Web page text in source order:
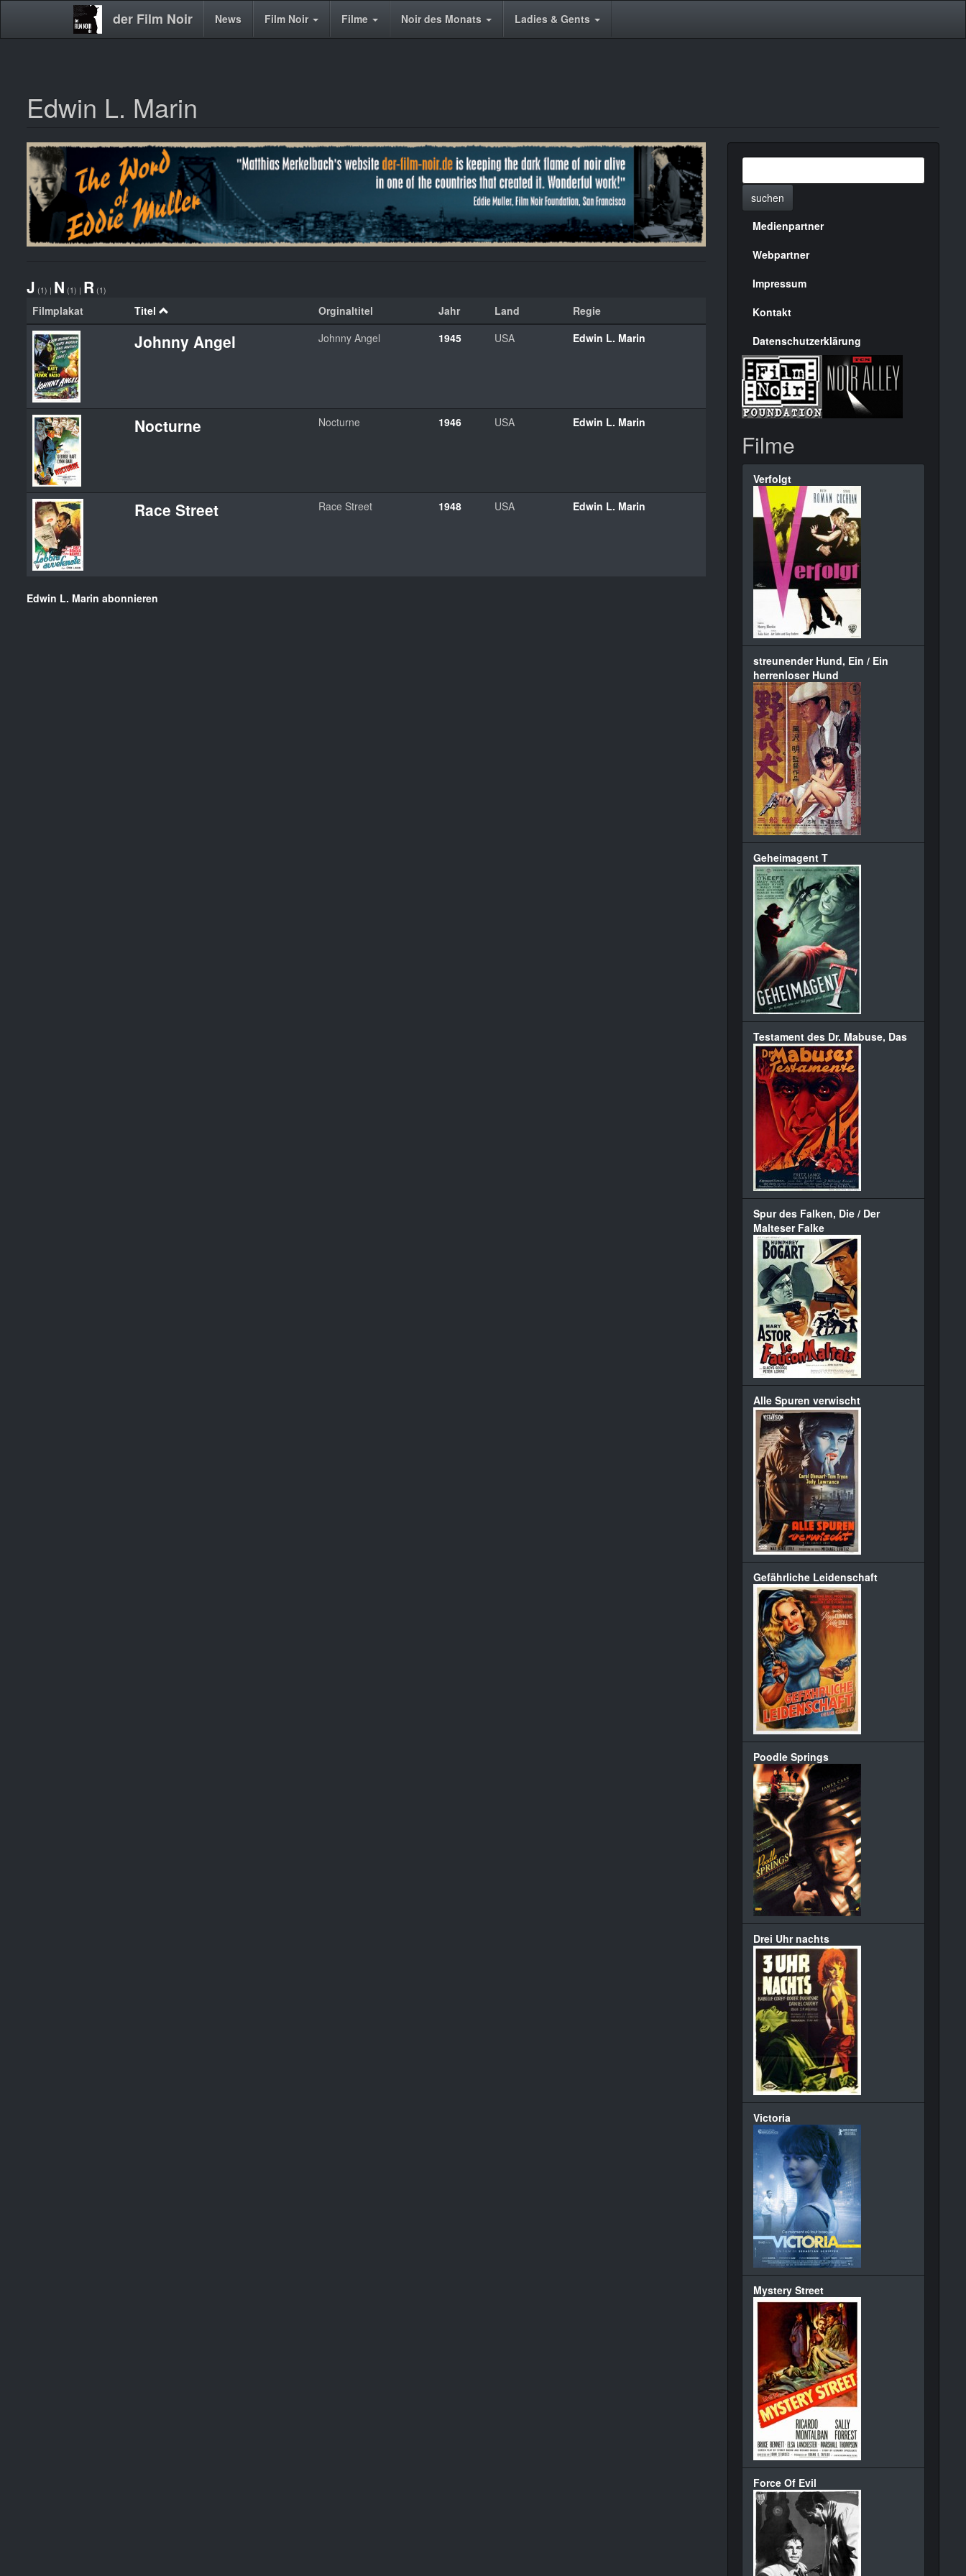
der Film Noir
Main News Film Noir Filme Noir des Monats Ladies & Gents
Edwin L. Marin
J (1) | N (1) | R (1)
Filmplakat Titel Orginaltitel Jahr Land Regie
Johnny Angel Johnny Angel 1945 USA Edwin L. Marin
Nocturne Nocturne 1946 USA Edwin L. Marin
Race Street Race Street 1948 USA Edwin L. Marin
Edwin L. Marin abonnieren
suchen
Menülinks
rechte
Seite
Medienpartner
Webpartner
Impressum
Kontakt
Datenschutzerklärung
Filme
Verfolgt
streunender Hund, Ein / Ein
herrenloser Hund
Geheimagent T
Testament des Dr. Mabuse, Das
Spur des Falken, Die / Der
Malteser Falke
Alle Spuren verwischt
Gefährliche Leidenschaft
Poodle Springs
Drei Uhr nachts
Victoria
Mystery Street
Force Of Evil